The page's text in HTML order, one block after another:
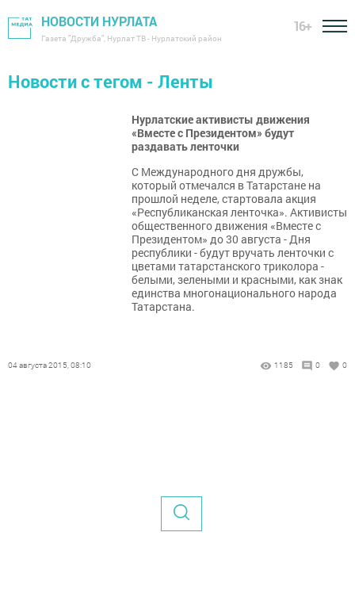
НОВОСТИ НУРЛАТА
Газета "Дружба", Нурлат ТВ - Нурлатский район
16+
Новости с тегом - Ленты
Нурлатские активисты движения
«Вместе с Президентом» будут
раздавать ленточки
С Международного дня дружбы,
который отмечался в Татарстане на
прошлой неделе, стартовала акция
«Республиканская ленточка». Активисты
общественного движения «Вместе с
Президентом» до 30 августа - Дня
республики - будут вручать ленточки с
цветами татарстанского триколора -
белыми, зелеными и красными, как знак
единства многонационального народа
Татарстана.
04 августа 2015, 08:10 1185 0 0